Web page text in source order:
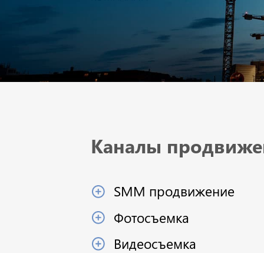
Каналы
SMM продвижение
Фотосъемка
Видеосъемка